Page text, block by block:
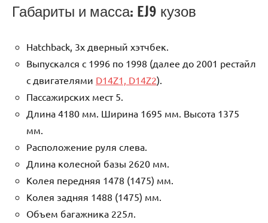
Габариты и масса: EJ9 кузов
Hatchback, 3х дверный хэтчбек.
Выпускался с 1996 по 1998 (далее до 2001 рестайл
с двигателями D14Z1, D14Z2).
Пассажирских мест 5.
Длина 4180 мм. Ширина 1695 мм. Высота 1375
мм.
Расположение руля слева.
Длина колесной базы 2620 мм.
Колея передняя 1478 (1475) мм.
Колея задняя 1488 (1475) мм.
Объем багажника 225л.